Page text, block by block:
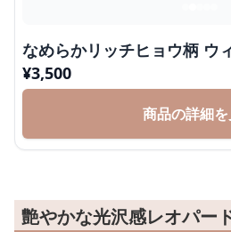
なめらかリッチヒョウ柄 ウ
¥3,500
商品の詳細
艶やかな光沢感レオパー